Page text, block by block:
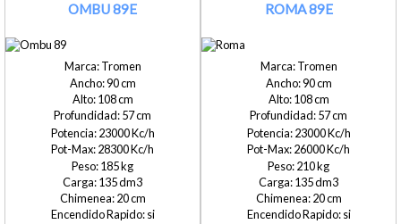
OMBU 89E
Tromen
90
108
57
23000
28300
185
135
20
si
ROMA 89E
Tromen
90
108
57
23000
26000
210
135
20
si